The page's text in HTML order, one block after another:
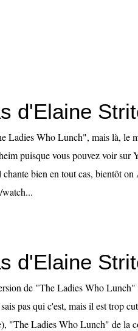
d'Elaine
Ladies Who Lunch", mais là, le
puisque vous pouvez voir sur
bien en tout cas, bientôt
d'Elaine
de "The Ladies Who Lunch"
pas qui c'est, mais il est trop
"The Ladies Who Lunch" de la